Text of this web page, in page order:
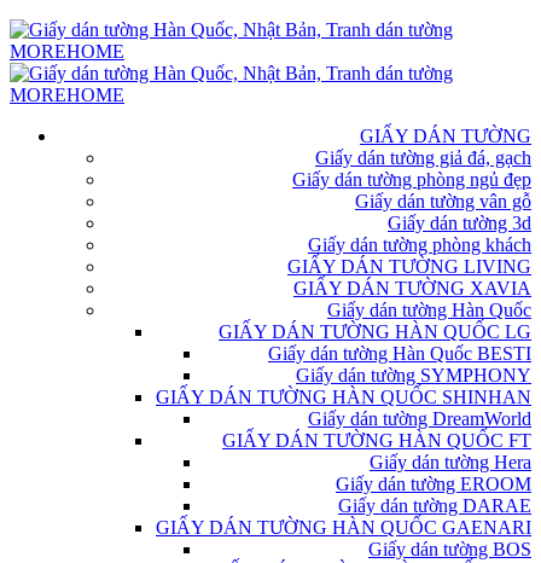
GIẤY DÁN TƯỜNG
Giấy dán tường giả đá, gạch
Giấy dán tường phòng ngủ đẹp
Giấy dán tường vân gỗ
Giấy dán tường 3d
Giấy dán tường phòng khách
GIẤY DÁN TƯỜNG LIVING
GIẤY DÁN TƯỜNG XAVIA
Giấy dán tường Hàn Quốc
GIẤY DÁN TƯỜNG HÀN QUỐC LG
Giấy dán tường Hàn Quốc BESTI
Giấy dán tường SYMPHONY
GIẤY DÁN TƯỜNG HÀN QUỐC SHINHAN
Giấy dán tường DreamWorld
GIẤY DÁN TƯỜNG HÀN QUỐC FT
Giấy dán tường Hera
Giấy dán tường EROOM
Giấy dán tường DARAE
GIẤY DÁN TƯỜNG HÀN QUỐC GAENARI
Giấy dán tường BOS